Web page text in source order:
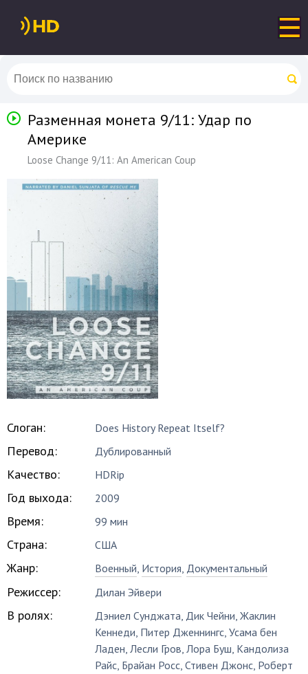
Разменная монета 9/11: Удар по
Америке
Loose Change 9/11: An American Coup
Слоган: Does History Repeat Itself?
Перевод: Дублированный
Качество: HDRip
Год выхода: 2009
Время: 99 мин
Страна: США
Жанр: Военный, История, Документальный
Режиссер: Дилан Эйвери
В ролях: Дэниел Сунджата, Дик Чейни,Жаклин
Кеннеди, Питер Дженнингс,Усама бен
Ладен,Лесли Гров,Лора Буш, Кандолиза
Райс, Брайан Росс,Стивен Джонс, Роберт